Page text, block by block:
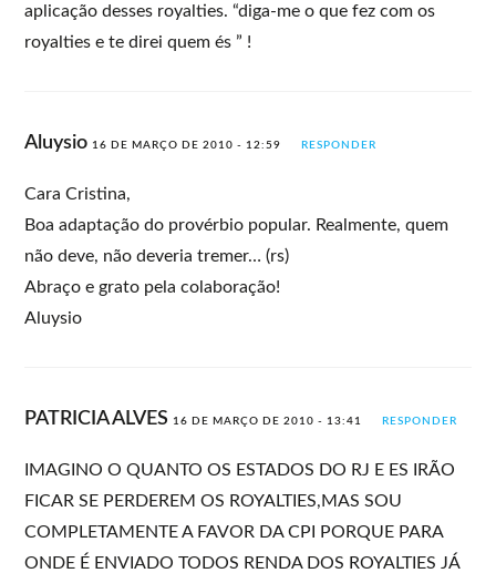
aplicação desses royalties. “diga-me o que fez com os
royalties e te direi quem és ” !
Aluysio 16 DE MARÇO DE 2010 - 12:59 RESPONDER
Cara Cristina,
Boa adaptação do provérbio popular. Realmente, quem
não deve, não deveria tremer… (rs)
Abraço e grato pela colaboração!
Aluysio
PATRICIA ALVES 16 DE MARÇO DE 2010 - 13:41 RESPONDER
IMAGINO O QUANTO OS ESTADOS DO RJ E ES IRÃO
FICAR SE PERDEREM OS ROYALTIES,MAS SOU
COMPLETAMENTE A FAVOR DA CPI PORQUE PARA
ONDE É ENVIADO TODOS RENDA DOS ROYALTIES JÁ